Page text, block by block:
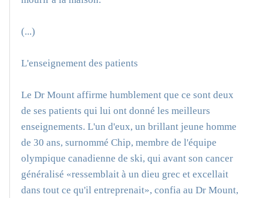
(...)
L'enseignement des patients
Le Dr Mount affirme humblement que ce sont deux
de ses patients qui lui ont donné les meilleurs
enseignements. L'un d'eux, un brillant jeune homme
de 30 ans, surnommé Chip, membre de l'équipe
olympique canadienne de ski, qui avant son cancer
généralisé «ressemblait à un dieu grec et excellait
dans tout ce qu'il entreprenait», confia au Dr Mount,